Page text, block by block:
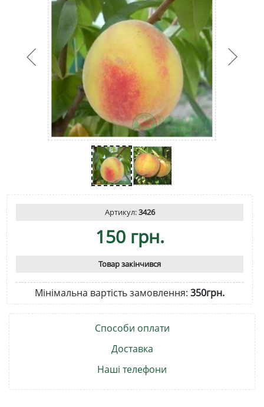
Артикул:3426
150 грн.
Товар закінчився
Мінімальна вартість замовлення: 350грн.
Способи оплати
Доставка
Наші телефони